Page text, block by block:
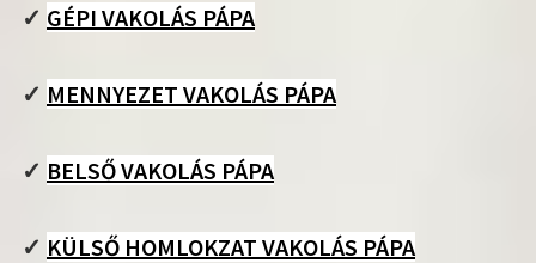
✓ GÉPI VAKOLÁS PÁPA
✓ MENNYEZET VAKOLÁS PÁPA
✓ BELSŐ VAKOLÁS PÁPA
✓ KÜLSŐ HOMLOKZAT VAKOLÁS PÁPA